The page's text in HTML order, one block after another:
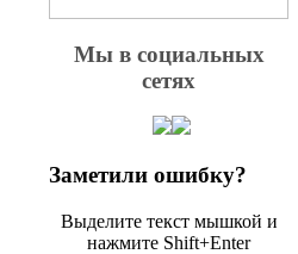
Мы в социальных
сетях
Заметили ошибку?
Выделите текст мышкой и
нажмите Shift+Enter